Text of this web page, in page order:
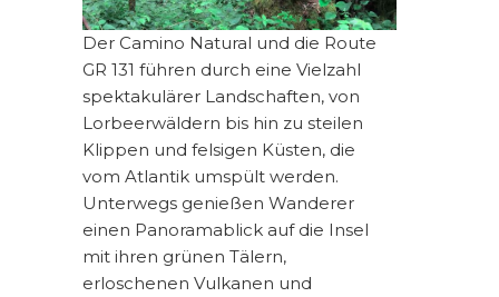
Der Camino Natural und die Route
GR 131 führen durch eine Vielzahl
spektakulärer Landschaften, von
Lorbeerwäldern bis hin zu steilen
Klippen und felsigen Küsten, die
vom Atlantik umspült werden.
Unterwegs genießen Wanderer
einen Panoramablick auf die Insel
mit ihren grünen Tälern,
erloschenen Vulkanen und